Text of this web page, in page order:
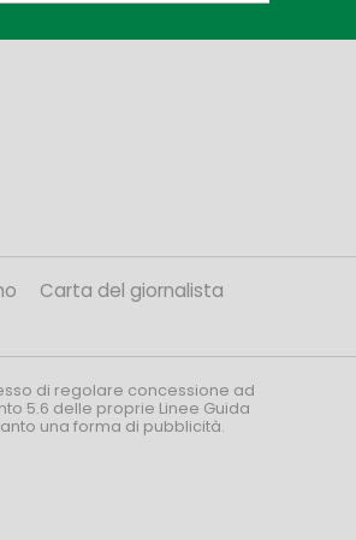
Carta del giornalista
di regolare concessione ad
5.6 delle proprie Linee Guida
una forma di pubblicità.